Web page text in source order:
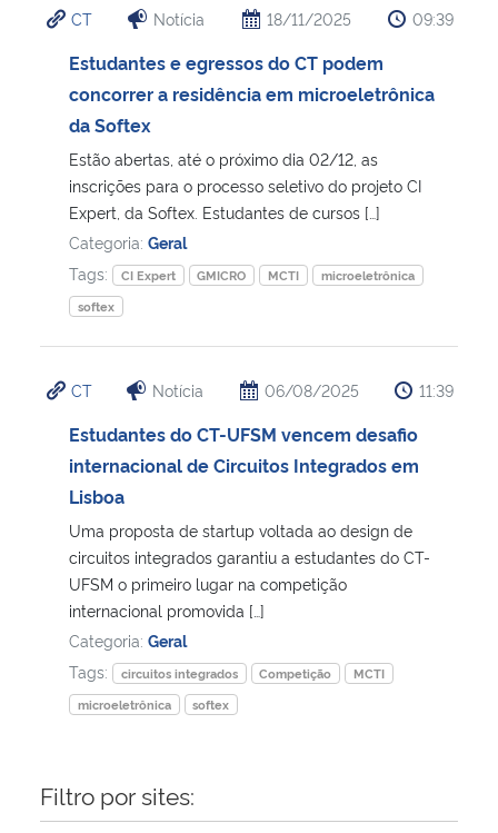
Ministério da Cidadania
Ministério de Minas e Energia
Ministério da Ciência, Tecnologia, Inovações e Comunicações
Ministério do Meio Ambiente
Ministério do Turismo
Controladoria-Geral da União
Ministério da Mulher, da Família e dos Direitos Humanos
Secretaria-Geral
Secretaria de Governo
Gabinete de Segurança Institucional
Banco Central do Brasil
CT Notícia 18/11/2025 09:39
Estudantes e egressos do CT podem
concorrer a residência em microeletrônica
da Softex
Estão abertas, até o próximo dia 02/12, as
inscrições para o processo seletivo do projeto CI
Expert, da Softex. Estudantes de cursos […]
Categoria: Geral
Tags:
CI Expert GMICRO MCTI
microeletrônica
softex
CT Notícia 06/08/2025 11:39
Estudantes do CT-UFSM vencem desafio
internacional de Circuitos Integrados em
Lisboa
Uma proposta de startup voltada ao design de
circuitos integrados garantiu a estudantes do CT-
UFSM o primeiro lugar na competição
internacional promovida […]
Categoria: Geral
Tags:
circuitos integrados Competição
MCTI
microeletrônica
softex
Filtro por sites: